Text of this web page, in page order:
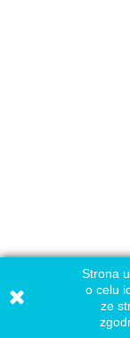
Strona
o celu
ze